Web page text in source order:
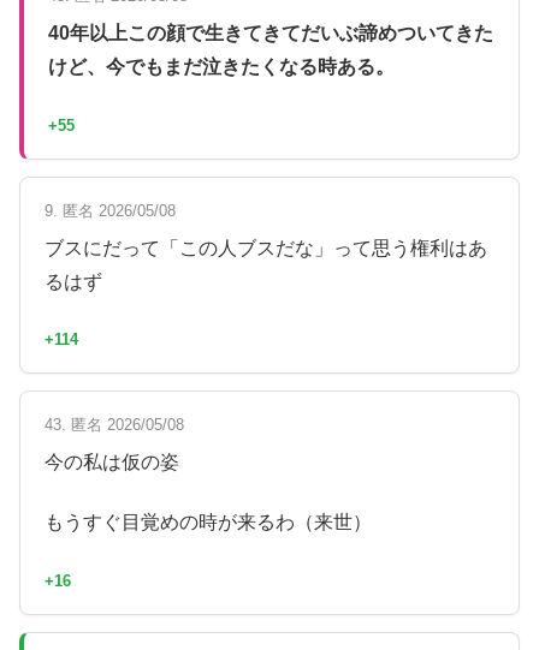
40年以上この顔で生きてきてだいぶ諦めついてきた
けど、今でもまだ泣きたくなる時ある。
+55
9. 匿名 2026/05/08
ブスにだって「この人ブスだな」って思う権利はあ
るはず
+114
43. 匿名 2026/05/08
今の私は仮の姿
もうすぐ目覚めの時が来るわ（来世）
+16